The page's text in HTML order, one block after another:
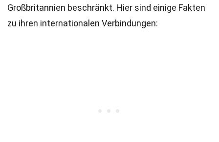
Großbritannien beschränkt. Hier sind einige Fakten
zu ihren internationalen Verbindungen: